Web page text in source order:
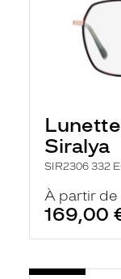
Siralya
SIR2306 332
À partir de
169,00